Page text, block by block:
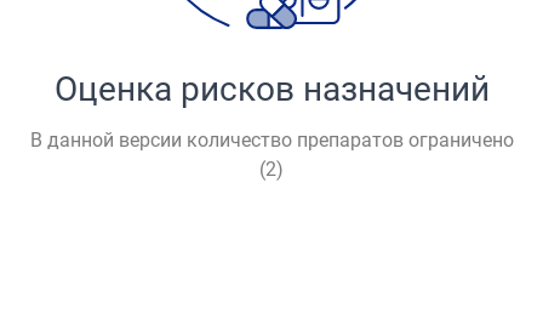
Оценка рисков назначений
В данной версии количество препаратов ограничено
(2)